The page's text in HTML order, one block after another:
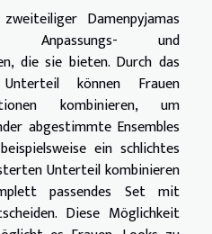
Damenpyjamas
und
die sie bieten. Durch das
können Frauen
kombinieren, um
abgestimmte Ensembles
ein schlichtes
Unterteil kombinieren
passendes Set mit
Diese Möglichkeit